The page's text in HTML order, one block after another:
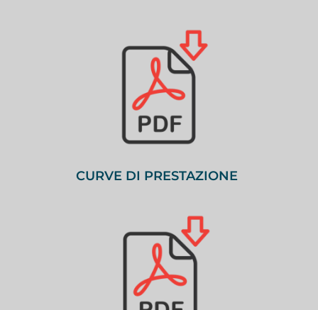
CURVE DI PRESTAZIONE